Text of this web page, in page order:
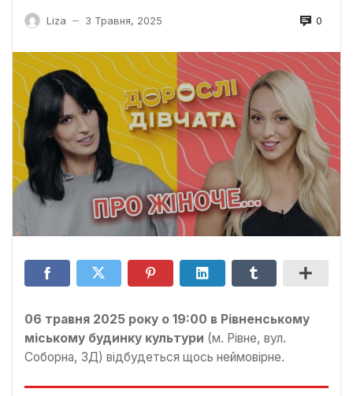
Liza — 3 Травня, 2025 0
06 травня 2025 року о 19:00 в Рівненському
міському будинку культури (м. Рівне, вул.
Соборна, 3Д) відбудеться щось неймовірне.